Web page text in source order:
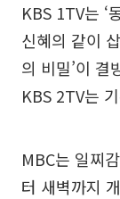
KBS 1TV는 ‘
신혜의 같이
의 비밀’이 결
KBS 2TV는
MBC는 일찌
터 새벽까지